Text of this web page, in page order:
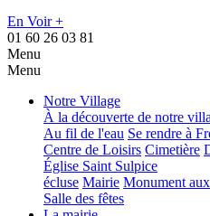
En Voir +
01 60 26 03 81
Menu
Menu
Notre Village
À la découverte de notre
Au fil de l'eau Se rendre à
Centre de Loisirs Cimetière
Église Saint Sulpice
écluse Mairie Monument
Salle des fêtes